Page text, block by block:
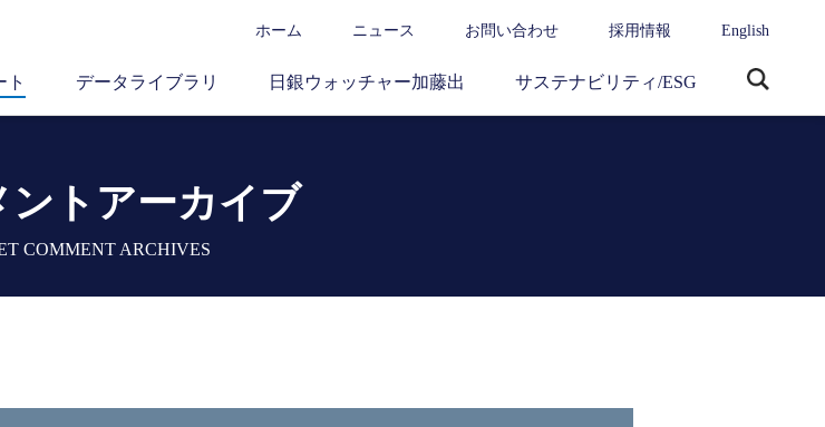
ホーム ニュース お問い合わせ 採用情報 English
ト データライブラリ 日銀ウォッチャー加藤出 サステナビリティ/ESG
ントアーカイブ
COMMENT ARCHIVES